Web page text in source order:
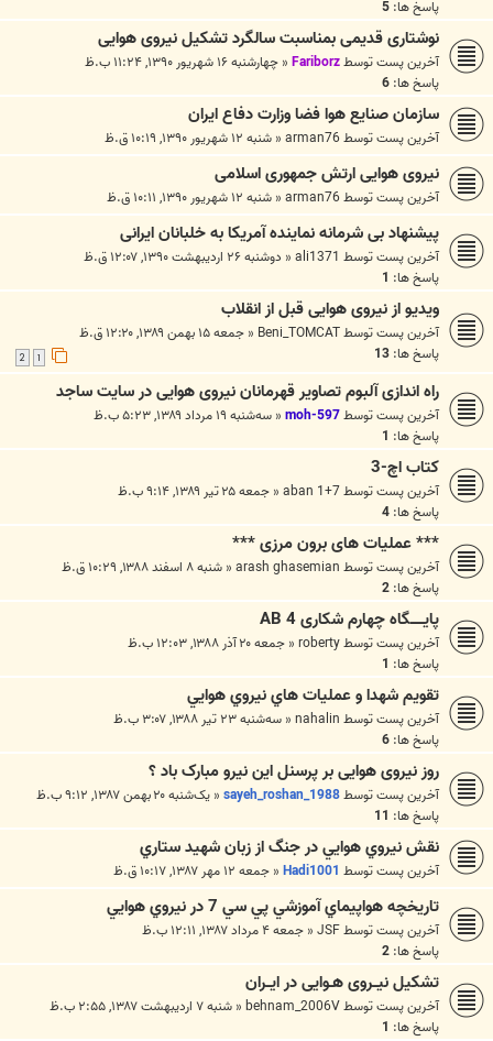
پاسخ ها: 5
نوشتاری قديمی بمناسبت سالگرد تشکيل نيروی هوايی
آخرین پست توسطFariborz
« چهارشنبه ۱۶ شهریور ۱۳۹۰, ۱۱:۲۴ ب.ظ
پاسخ ها: 6
سازمان صنایع هوا فضا وزارت دفاع ایران
آخرین پست توسط arman76
« شنبه ۱۲ شهریور ۱۳۹۰, ۱۰:۱۹ ق.ظ
نیروی هوایی ارتش جمهوری اسلامی
آخرین پست توسط arman76
« شنبه ۱۲ شهریور ۱۳۹۰, ۱۰:۱۱ ق.ظ
پیشنهاد بی شرمانه نماینده آمریکا به خلبانان ایرانی
آخرین پست توسط ali1371
« دوشنبه ۲۶ اردیبهشت ۱۳۹۰, ۱۲:۰۷ ق.ظ
پاسخ ها: 1
ویدیو از نیروی هوایی قبل از انقلاب
آخرین پست توسطBeni_TOMCAT
« جمعه ۱۵ بهمن ۱۳۸۹, ۱۲:۲۰ ق.ظ
پاسخ ها: 13
1
2
راه اندازی آلبوم تصاویر قهرمانان نیروی هوایی در سایت ساجد
آخرین پست توسطmoh-597
« سه‌شنبه ۱۹ مرداد ۱۳۸۹, ۵:۲۳ ب.ظ
پاسخ ها: 1
کتاب اچ-3
آخرین پست توسط1+7 aban
« جمعه ۲۵ تیر ۱۳۸۹, ۹:۱۴ ب.ظ
پاسخ ها: 4
*** عملیات های برون مرزی ***
آخرین پست توسط arash ghasemian
« شنبه ۸ اسفند ۱۳۸۸, ۱۰:۲۹ ق.ظ
پاسخ ها: 2
پایــــــگاه چهارم شکاری AB 4
آخرین پست توسطroberty
« جمعه ۲۰ آذر ۱۳۸۸, ۱۲:۰۳ ب.ظ
پاسخ ها: 1
تقويم شهدا و عمليات هاي نيروي هوايي
آخرین پست توسط nahalin
« سه‌شنبه ۲۳ تیر ۱۳۸۸, ۳:۰۷ ب.ظ
پاسخ ها: 6
روز نیروی هوایی بر پرسنل این نیرو مبارک باد ؟
آخرین پست توسطsayeh_roshan_1988
« یک‌شنبه ۲۰ بهمن ۱۳۸۷, ۹:۱۲ ب.ظ
پاسخ ها: 11
نقش نيروي هوايي در جنگ از زبان شهيد ستاري
آخرین پست توسط Hadi1001
« جمعه ۱۲ مهر ۱۳۸۷, ۱۰:۱۷ ق.ظ
تاريخچه هواپيماي آموزشي پي سي 7 در نيروي هوايي
آخرین پست توسطJSF
« جمعه ۴ مرداد ۱۳۸۷, ۱۲:۱۱ ب.ظ
پاسخ ها: 2
تشكيل نيــروی هـوايی در ايــران
آخرین پست توسطbehnam_2006V
« شنبه ۷ اردیبهشت ۱۳۸۷, ۲:۵۵ ب.ظ
پاسخ ها: 1